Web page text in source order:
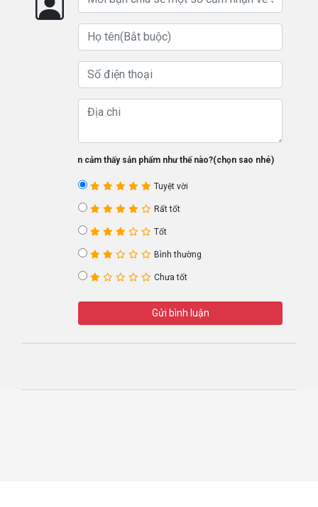
Bạn cảm thấy sản phẩm như thế nào?(chọn sao nhé)
Tuyệt vời
Rất tốt
Tốt
Bình thường
Chưa tốt
Gửi bình luận